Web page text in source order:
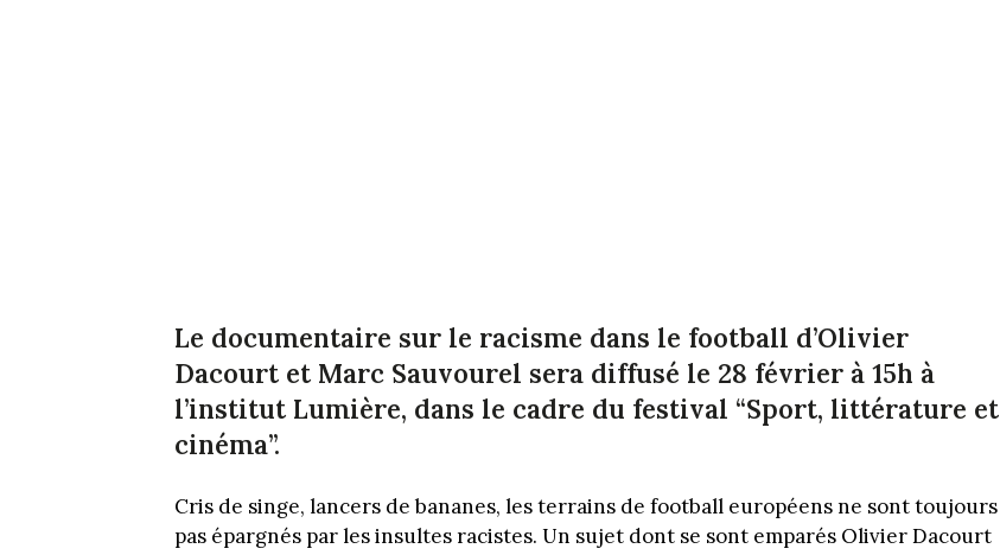
Le documentaire sur le racisme dans le football d’Olivier
Dacourt et Marc Sauvourel sera diffusé le 28 février à 15h à
l’institut Lumière, dans le cadre du festival “Sport, littérature et
cinéma”.
Cris de singe, lancers de bananes, les terrains de football européens ne sont toujours
pas épargnés par les insultes racistes. Un sujet dont se sont emparés Olivier Dacourt